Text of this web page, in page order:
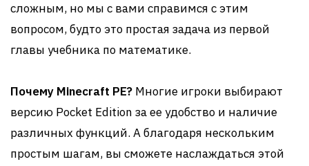
сложным, но мы с вами справимся с этим
вопросом, будто это простая задача из первой
главы учебника по математике.
Почему Minecraft PE? Многие игроки выбирают
версию Pocket Edition за ее удобство и наличие
различных функций. А благодаря нескольким
простым шагам, вы сможете наслаждаться этой